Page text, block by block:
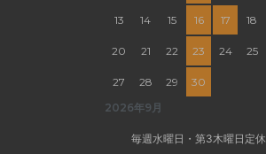
2026年9月
13 14 15 16 17 18
20 21 22 23 24 25
27 28 29 30
毎週水曜日・第3木曜日定休